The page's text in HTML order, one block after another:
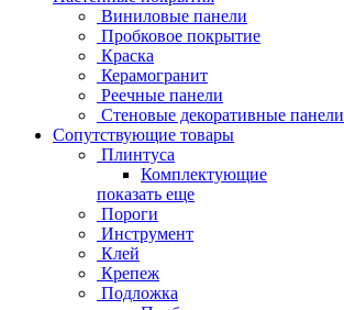
Виниловые панели
Пробковое покрытие
Краска
Керамогранит
Реечные панели
Стеновые декоративные панели
Сопутствующие товары
Плинтуса
Комплектующие
показать еще
Пороги
Инструмент
Клей
Крепеж
Подложка